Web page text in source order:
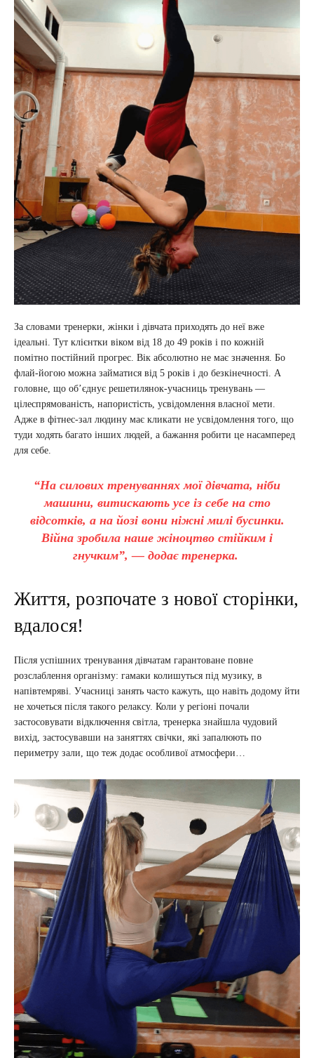
За словами тренерки, жінки і дівчата приходять до неї вже
ідеальні. Тут клієнтки віком від 18 до 49 років і по кожній
помітно постійний прогрес. Вік абсолютно не має значення. Бо
флай-йогою можна займатися від 5 років і до безкінечності. А
головне, що об’єднує решетилянок-учасниць тренувань —
цілеспрямованість, напористість, усвідомлення власної мети.
Адже в фітнес-зал людину має кликати не усвідомлення того, що
туди ходять багато інших людей, а бажання робити це насамперед
для себе.
“На силових тренуваннях мої дівчата, ніби
машини, витискають усе із себе на сто
відсотків, а на йозі вони ніжні милі бусинки.
Війна зробила наше жіноцтво стійким і
гнучким”, — додає тренерка.
Життя, розпочате з нової сторінки,
вдалося!
Після успішних тренування дівчатам гарантоване повне
розслаблення організму: гамаки колишуться під музику, в
напівтемряві. Учасниці занять часто кажуть, що навіть додому йти
не хочеться після такого релаксу. Коли у регіоні почали
застосовувати відключення світла, тренерка знайшла чудовий
вихід, застосувавши на заняттях свічки, які запалюють по
периметру зали, що теж додає особливої атмосфери…